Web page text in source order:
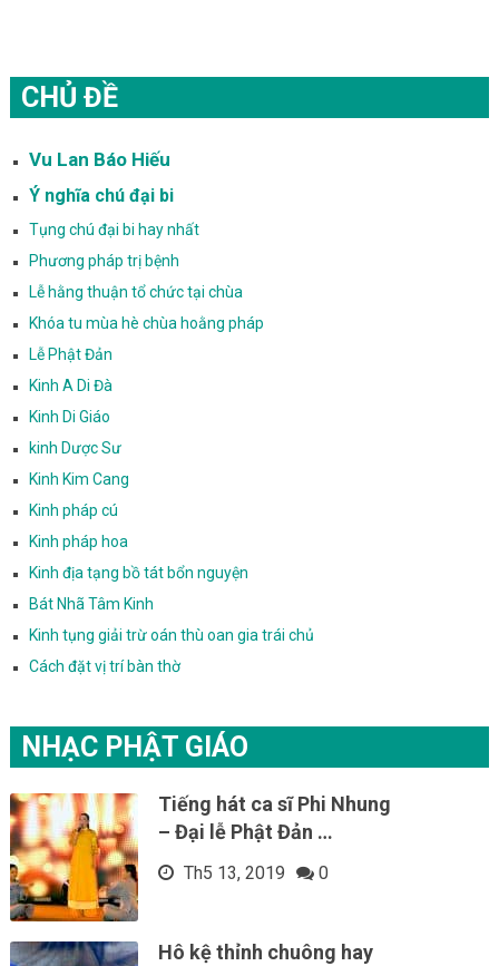
CHỦ ĐỀ
Vu Lan Báo Hiếu
Ý nghĩa chú đại bi
Tụng chú đại bi hay nhất
Phương pháp trị bệnh
Lễ hằng thuận tổ chức tại chùa
Khóa tu mùa hè chùa hoằng pháp
Lễ Phật Đản
Kinh A Di Đà
Kinh Di Giáo
kinh Dược Sư
Kinh Kim Cang
Kinh pháp cú
Kinh pháp hoa
Kinh địa tạng bồ tát bổn nguyện
Bát Nhã Tâm Kinh
Kinh tụng giải trừ oán thù oan gia trái chủ
Cách đặt vị trí bàn thờ
NHẠC PHẬT GIÁO
Tiếng hát ca sĩ Phi Nhung
– Đại lễ Phật Đản …
Th5 13, 2019 0
Hô kệ thỉnh chuông hay